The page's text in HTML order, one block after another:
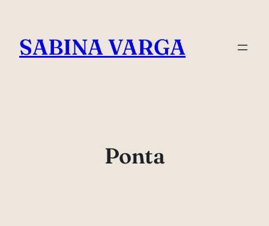
content
SABINA VARGA
Ponta